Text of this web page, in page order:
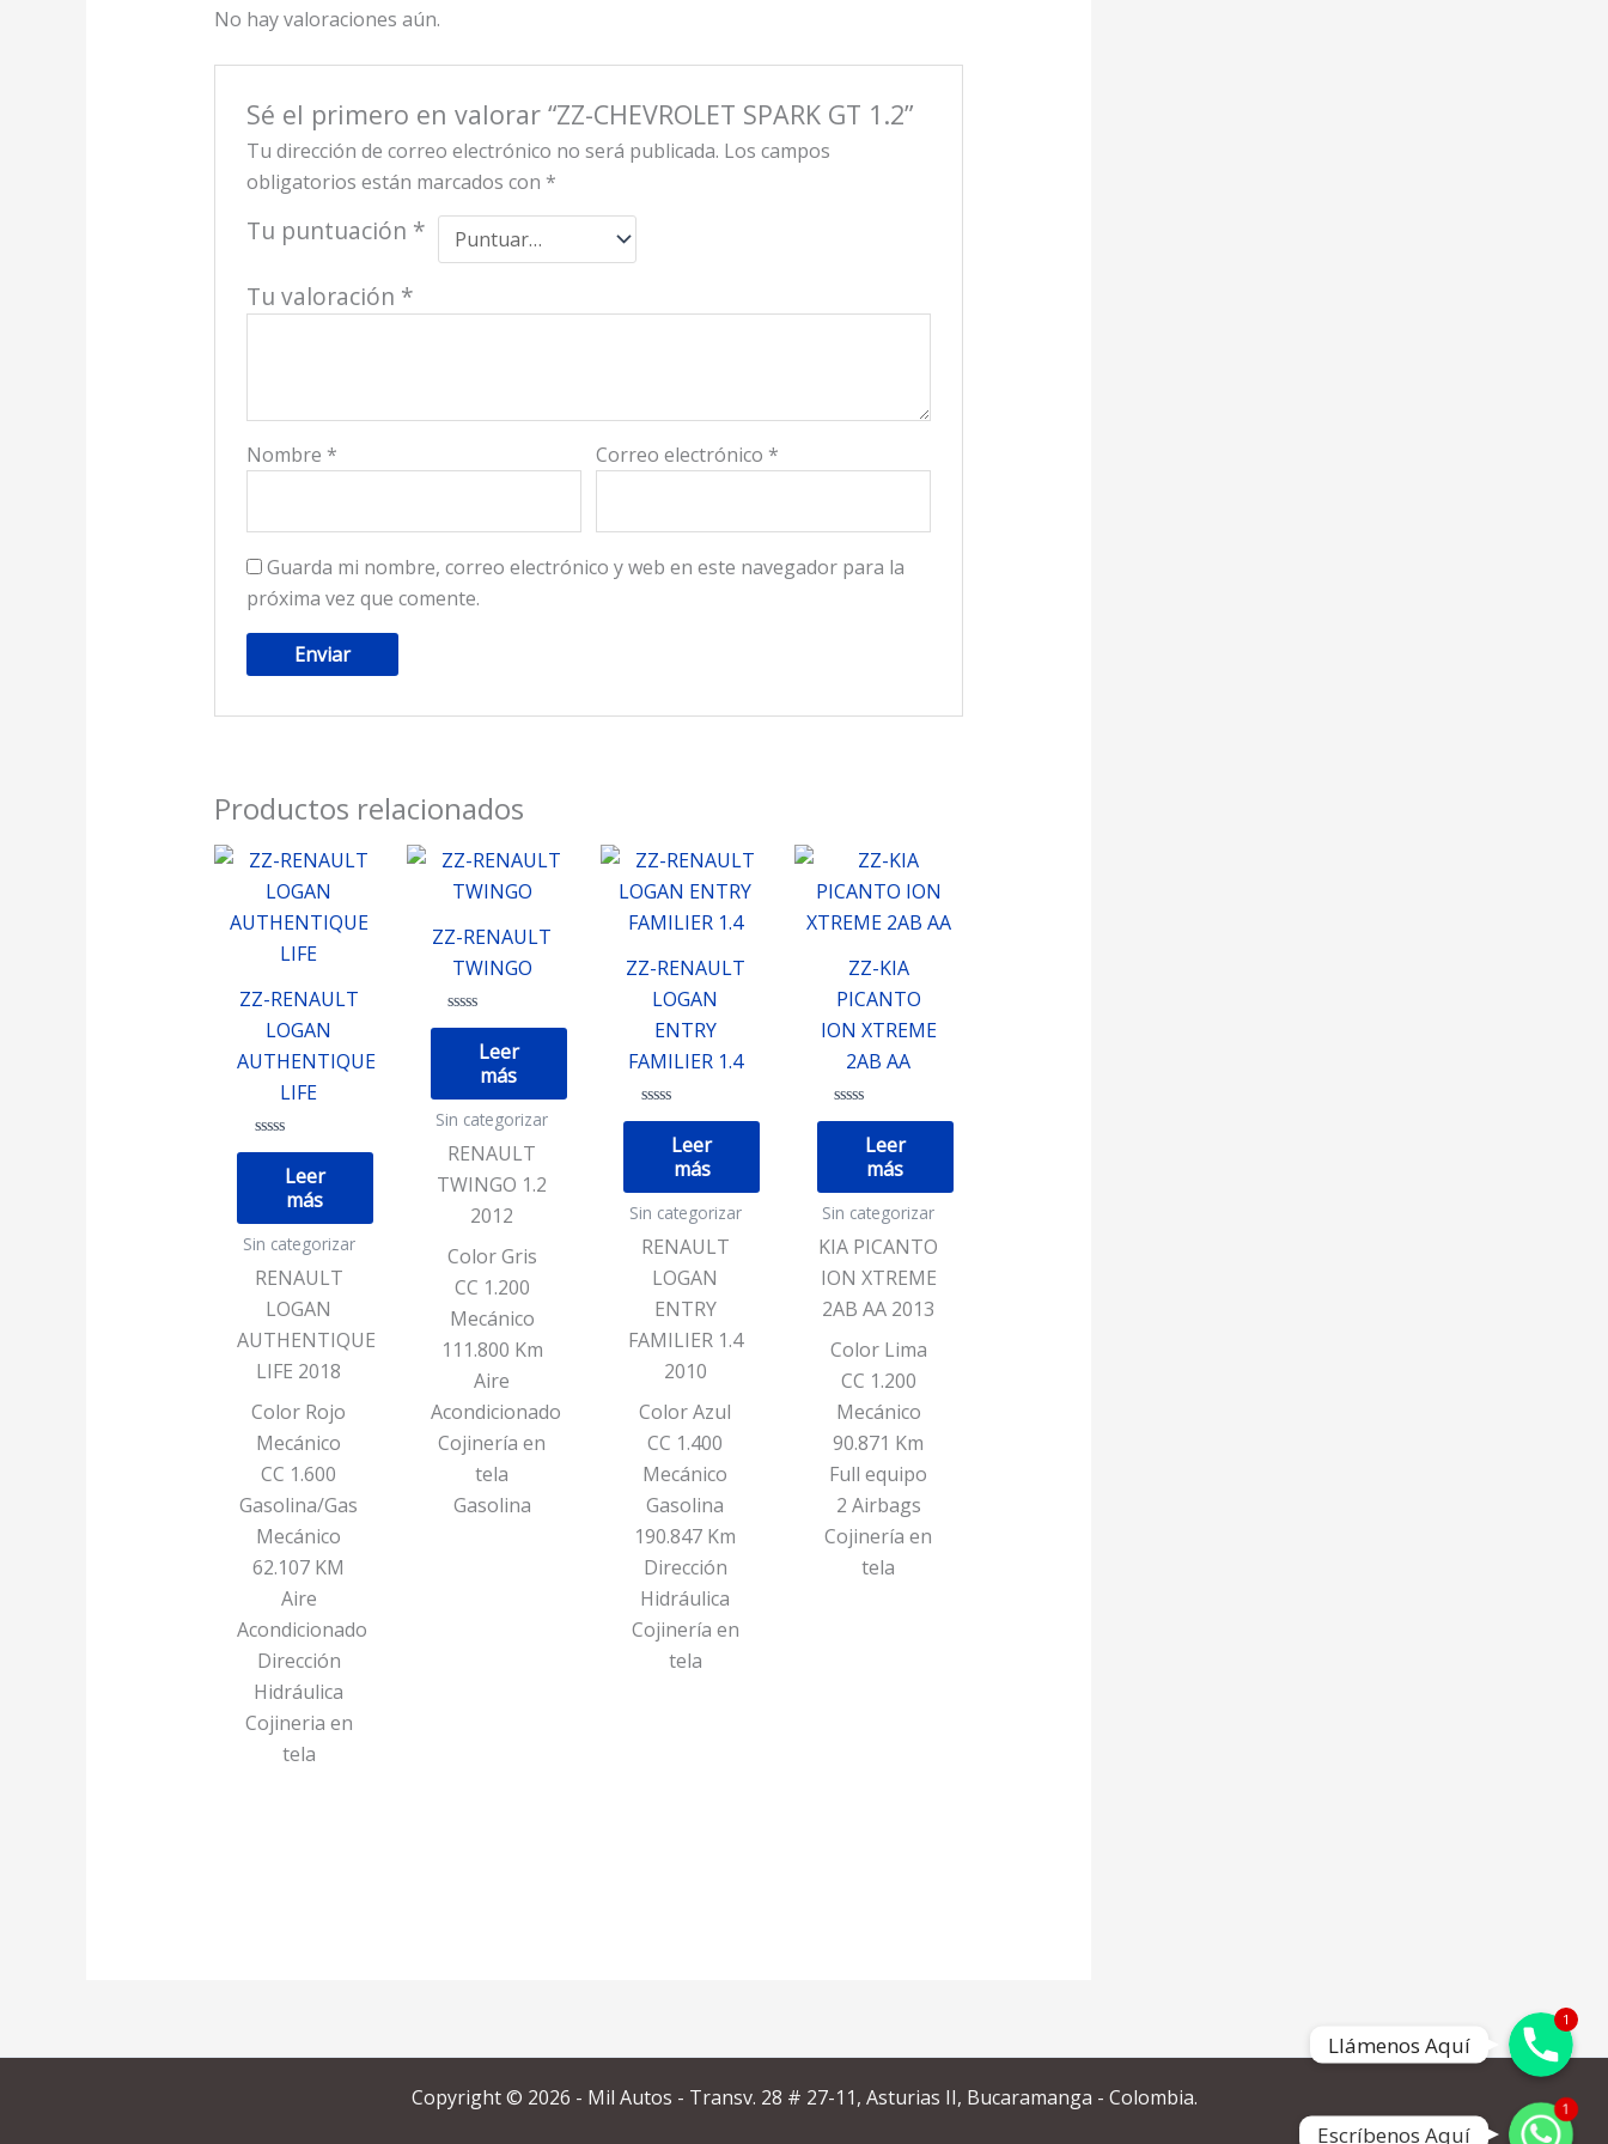
No hay valoraciones aún.
Sé el primero en valorar “ZZ-CHEVROLET SPARK GT 1.2”
Tu dirección de correo electrónico no será publicada. Los campos
obligatorios están marcados con *
Tu puntuación *
Tu valoración *
Nombre * Correo electrónico *
Guarda mi nombre, correo electrónico y web en este navegador para la
próxima vez que comente.
Productos relacionados
ZZ-RENAULT
LOGAN
AUTHENTIQUE
LIFE
Valorado
Leer
más
Sin categorizar
RENAULT
LOGAN
AUTHENTIQUE
LIFE 2018
Color Rojo
Mecánico
CC 1.600
Gasolina/Gas
Mecánico
62.107 KM
Aire
Acondicionado
Dirección
Hidráulica
Cojineria en
tela
ZZ-RENAULT
TWINGO
Valorado
Leer
más
Sin categorizar
RENAULT
TWINGO 1.2
2012
Color Gris
CC 1.200
Mecánico
111.800 Km
Aire
Acondicionado
Cojinería en
tela
Gasolina
ZZ-RENAULT
LOGAN
ENTRY
FAMILIER 1.4
Valorado
Leer
más
Sin categorizar
RENAULT
LOGAN
ENTRY
FAMILIER 1.4
2010
Color Azul
CC 1.400
Mecánico
Gasolina
190.847 Km
Dirección
Hidráulica
Cojinería en
tela
ZZ-KIA
PICANTO
ION XTREME
2AB AA
Valorado
Leer
más
Sin categorizar
KIA PICANTO
ION XTREME
2AB AA 2013
Color Lima
CC 1.200
Mecánico
90.871 Km
Full equipo
2 Airbags
Cojinería en
tela
Copyright © 2026 - Mil Autos - Transv. 28 # 27-11, Asturias II, Bucaramanga - Colombia. Escríbenos Aquí 1
Escríbenos Aquí
Llámenos Aquí 1
Llámenos Aquí